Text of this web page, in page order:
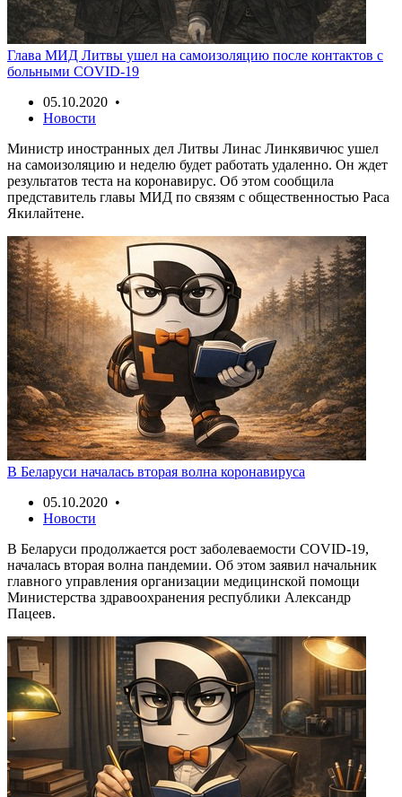
Глава МИД Литвы ушел на самоизоляцию после контактов с
больными COVID-19
05.10.2020 •
Новости
Министр иностранных дел Литвы Линас Линкявичюс ушел
на самоизоляцию и неделю будет работать удаленно. Он ждет
результатов теста на коронавирус. Об этом сообщила
представитель главы МИД по связям с общественностью Раса
Якилайтене.
В Беларуси началась вторая волна коронавируса
05.10.2020 •
Новости
В Беларуси продолжается рост заболеваемости COVID-19,
началась вторая волна пандемии. Об этом заявил начальник
главного управления организации медицинской помощи
Министерства здравоохранения республики Александр
Пацеев.